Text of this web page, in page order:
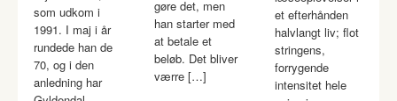
som udkom i
1991. I maj i år
rundede han de
70, og i den
anledning har
gøre det, men
han starter med
at betale et
beløb. Det bliver
værre […]
et efterhånden
halvlangt liv; flot
stringens,
forrygende
intensitet hele